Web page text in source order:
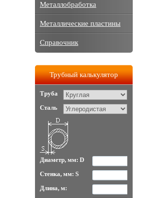
Металлобработка
Металлические пластины
Справочник
Трубный калькулятор
Труба
Сталь
Диаметр, мм: D
Стенка, мм: S
Длина, м: